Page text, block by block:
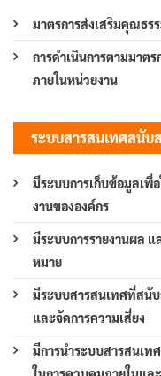
มาตรการส่งเสริมคุณธร
การดำเนินการตามมาต
ภายในหน่วยงาน
ระบบสารสนเทศสนับ
มีระบบการเก็บข้อมูลเพื่
งานขององค์กร
มีระบบการรายงานผล แ
หมาย
มีระบบสารสนเทศที่สนั
และจัดการความเสี่ยง
มีการนำระบบสารสนเท